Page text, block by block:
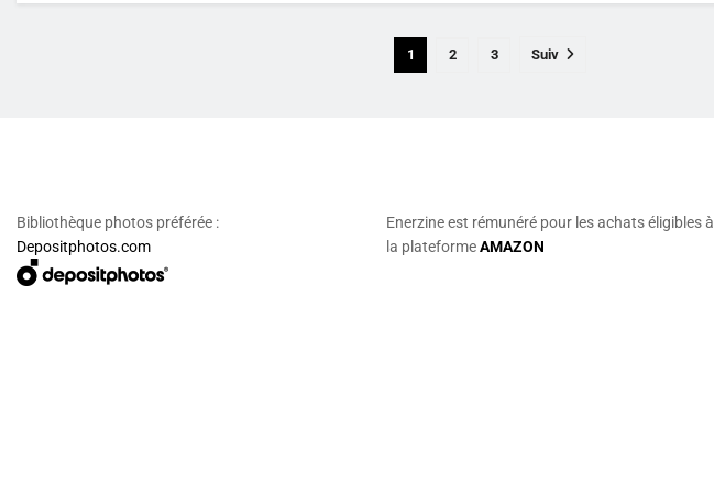
1 2 3 Suiv
Bibliothèque photos préférée :
Depositphotos.com
Enerzine est rémunéré pour les achats éligibles à
la plateformeAMAZON